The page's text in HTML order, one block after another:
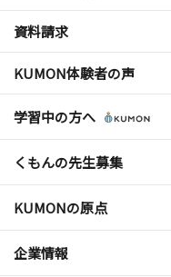
資料請求
KUMON体験者の声
学習中の方へ
くもんの先生募集
KUMONの原点
企業情報